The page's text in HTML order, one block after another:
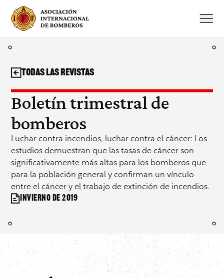
Saltar
contenido
Boletín trimestral de
bomberos
Luchar contra incendios, luchar contra el cáncer: Los
estudios demuestran que las tasas de cáncer son
significativamente más altas para los bomberos que
para la población general y confirman un vínculo
entre el cáncer y el trabajo de extinción de incendios.
Invierno de 2019
Todas las revistas